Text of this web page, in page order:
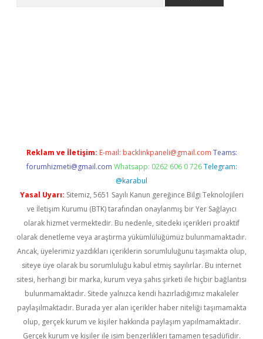
Reklam ve İletişim: E-mail: backlinkpaneli@gmail.com Teams:
forumhizmeti@gmail.com Whatsapp: 0262 606 0 726 Telegram:
@karabul
Yasal Uyarı: Sitemiz, 5651 Sayılı Kanun gereğince Bilgi Teknolojileri
ve İletişim Kurumu (BTK) tarafından onaylanmış bir Yer Sağlayıcı
olarak hizmet vermektedir. Bu nedenle, sitedeki içerikleri proaktif
olarak denetleme veya araştırma yükümlülüğümüz bulunmamaktadır.
Ancak, üyelerimiz yazdıkları içeriklerin sorumluluğunu taşımakta olup,
siteye üye olarak bu sorumluluğu kabul etmiş sayılırlar. Bu internet
sitesi, herhangi bir marka, kurum veya şahıs şirketi ile hiçbir bağlantısı
bulunmamaktadır. Sitede yalnızca kendi hazırladığımız makaleler
paylaşılmaktadır. Burada yer alan içerikler haber niteliği taşımamakta
olup, gerçek kurum ve kişiler hakkında paylaşım yapılmamaktadır.
Gerçek kurum ve kişiler ile isim benzerlikleri tamamen tesadüfidir.